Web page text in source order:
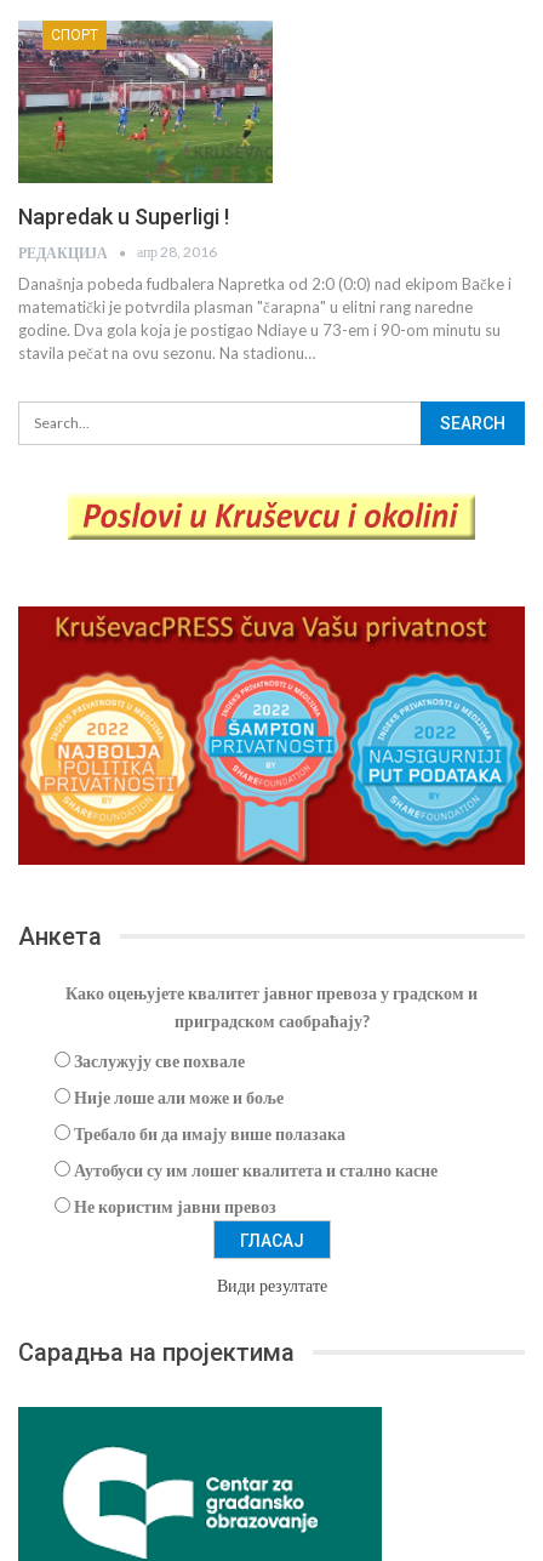
СПОРТ
Napredak u Superligi !
РЕДАКЦИЈА апр 28, 2016
Današnja pobeda fudbalera Napretka od 2:0 (0:0) nad ekipom Bačke i
matematički je potvrdila plasman "čarapna" u elitni rang naredne
godine. Dva gola koja je postigao Ndiaye u 73-em i 90-om minutu su
stavila pečat na ovu sezonu. Na stadionu…
Анкета
Како оцењујете квалитет јавног превоза у градском и
приградском саобраћају?
Заслужују све похвале
Није лоше али може и боље
Требало би да имају више полазака
Аутобуси су им лошег квалитета и стално касне
Не користим јавни превоз
Види резултате
Сарадња на пројектима